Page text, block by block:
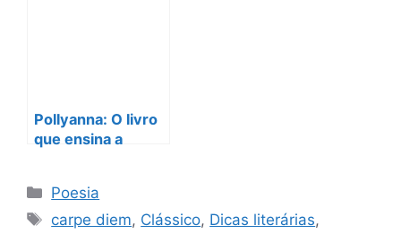
Pollyanna: O livro
que ensina a
espera
Categorias
Poesia
Tags
carpe diem, Clássico, Dicas literárias,